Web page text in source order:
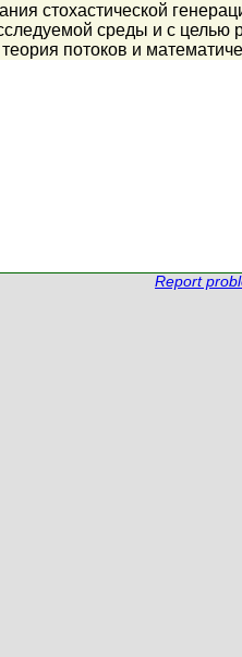
стохастической
среды и с целью
потоков и
Report